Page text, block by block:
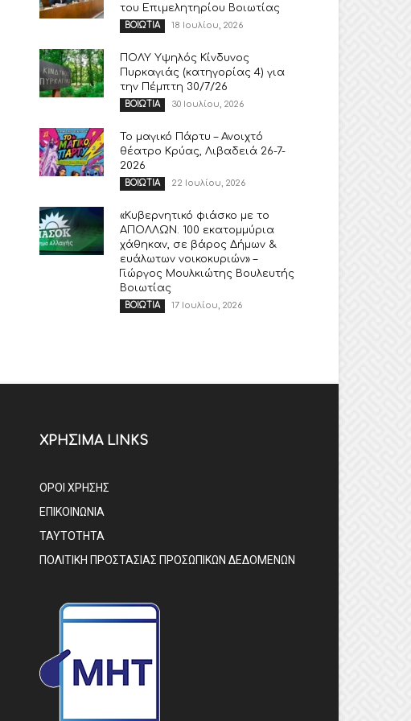
του Επιμελητηρίου Βοιωτίας
ΒΟΙΩΤΙΑ 18 Ιουλίου, 2026
ΠΟΛΥ Υψηλός Κίνδυνος
Πυρκαγιάς (κατηγορίας 4) για
την Πέμπτη 30/7/26
ΒΟΙΩΤΙΑ 30 Ιουλίου, 2026
Το μαγικό Πάρτυ – Ανοιχτό
θέατρο Κρύας, Λιβαδειά 26-7-
2026
ΒΟΙΩΤΙΑ 22 Ιουλίου, 2026
«Κυβερνητικό φιάσκο με το
ΑΠΟΛΛΩΝ. 100 εκατομμύρια
χάθηκαν, σε βάρος Δήμων &
ευάλωτων νοικοκυριών» –
Γιώργος Μουλκιώτης Βουλευτής
Βοιωτίας
ΒΟΙΩΤΙΑ 17 Ιουλίου, 2026
ΧΡΗΣΙΜΑ LINKS
ΟΡΟΙ ΧΡΗΣΗΣ
ΕΠΙΚΟΙΝΩΝΙΑ
ΤΑΥΤΟΤΗΤΑ
ΠΟΛΙΤΙΚΗ ΠΡΟΣΤΑΣΙΑΣ ΠΡΟΣΩΠΙΚΩΝ ΔΕΔΟΜΕΝΩΝ